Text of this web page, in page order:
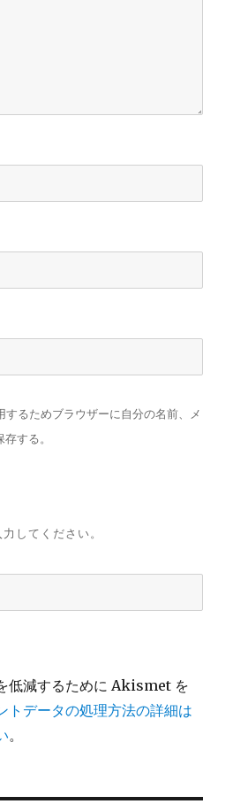
するためブラウザーに自分の名前、メ
する。
してください。
低減するために Akismet を
トデータの処理方法の詳細は
。